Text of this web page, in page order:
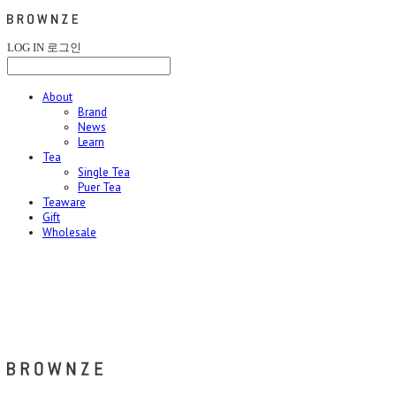
LOG IN 로그인
About
Brand
News
Learn
Tea
Single Tea
Puer Tea
Teaware
Gift
Wholesale